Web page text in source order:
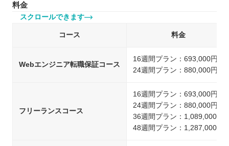
料金
スクロールできます
コース 料金
Webエンジニア転職保証コース
16週間プラン：693,000円
24週間プラン：880,000円
フリーランスコース
16週間プラン：693,000円
24週間プラン：880,000円
36週間プラン：1,089,000円
48週間プラン：1,287,000円